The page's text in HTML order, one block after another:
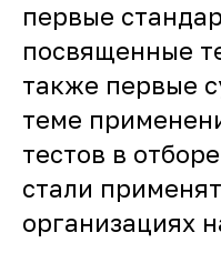
первые
посвященные
также первые
теме
тестов в
стали
организациях